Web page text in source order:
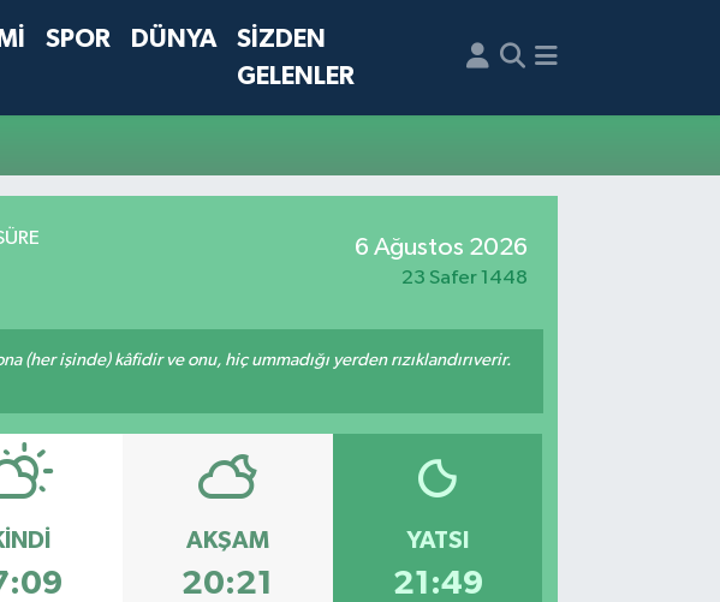
SPOR DÜNYA
SİZDEN
GELENLER
6 Ağustos 2026
23 Safer 1448
işinde) kâfidir ve onu, hiç ummadığı yerden rızıklandırıverir.
AKŞAM
20:21
YATSI
21:49